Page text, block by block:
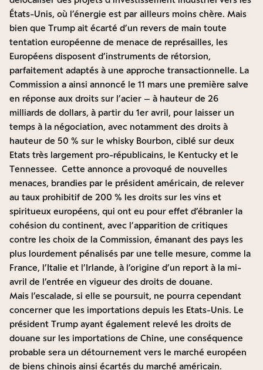
États-Unis, où l’énergie est par ailleurs moins chère. Mais
bien que Trump ait écarté d’un revers de main toute
tentation européenne de menace de représailles, les
Européens disposent d’instruments de rétorsion,
parfaitement adaptés à une approche transactionnelle. La
Commission a ainsi annoncé le 11 mars une première salve
en réponse aux droits sur l’acier – à hauteur de 26
milliards de dollars, à partir du 1er avril, pour laisser un
temps à la négociation, avec notamment des droits à
hauteur de 50 % sur le whisky Bourbon, ciblé sur deux
Etats très largement pro-républicains, le Kentucky et le
Tennessee. Cette annonce a provoqué de nouvelles
menaces, brandies par le président américain, de relever
au taux prohibitif de 200 % les droits sur les vins et
spiritueux européens, qui ont eu pour effet d’ébranler la
cohésion du continent, avec l’apparition de critiques
contre les choix de la Commission, émanant des pays les
plus lourdement pénalisés par une telle mesure, comme la
France, l’Italie et l’Irlande, à l’origine d’un report à la mi-
avril de l’entrée en vigueur des droits de douane.
Mais l’escalade, si elle se poursuit, ne pourra cependant
concerner que les importations depuis les Etats-Unis. Le
président Trump ayant également relevé les droits de
douane sur les importations de Chine, une conséquence
probable sera un détournement vers le marché européen
de biens chinois ainsi écartés du marché américain.